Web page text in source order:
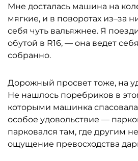
Мне досталась машина на
мягкие, и в поворотах из–за
себя чуть вальяжнее. Я
обутой в R16, — она ведет
собранно.
Дорожный просвет тоже, на
Не нашлось поребриков в
которыми машинка
особое удовольствие —
парковался там, где другим
ощущение превосходства